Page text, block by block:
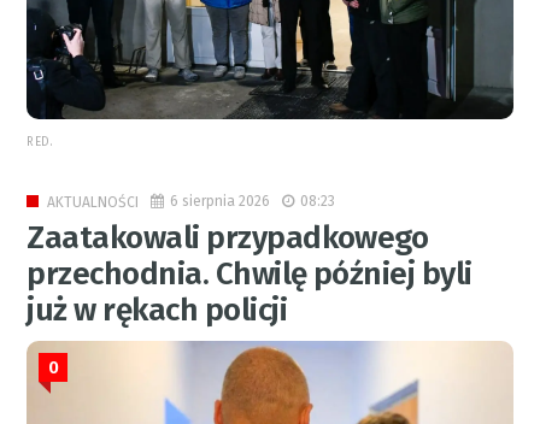
RED.
AKTUALNOŚCI 6 sierpnia 2026 08:23
Zaatakowali przypadkowego
przechodnia. Chwilę później byli
już w rękach policji
0